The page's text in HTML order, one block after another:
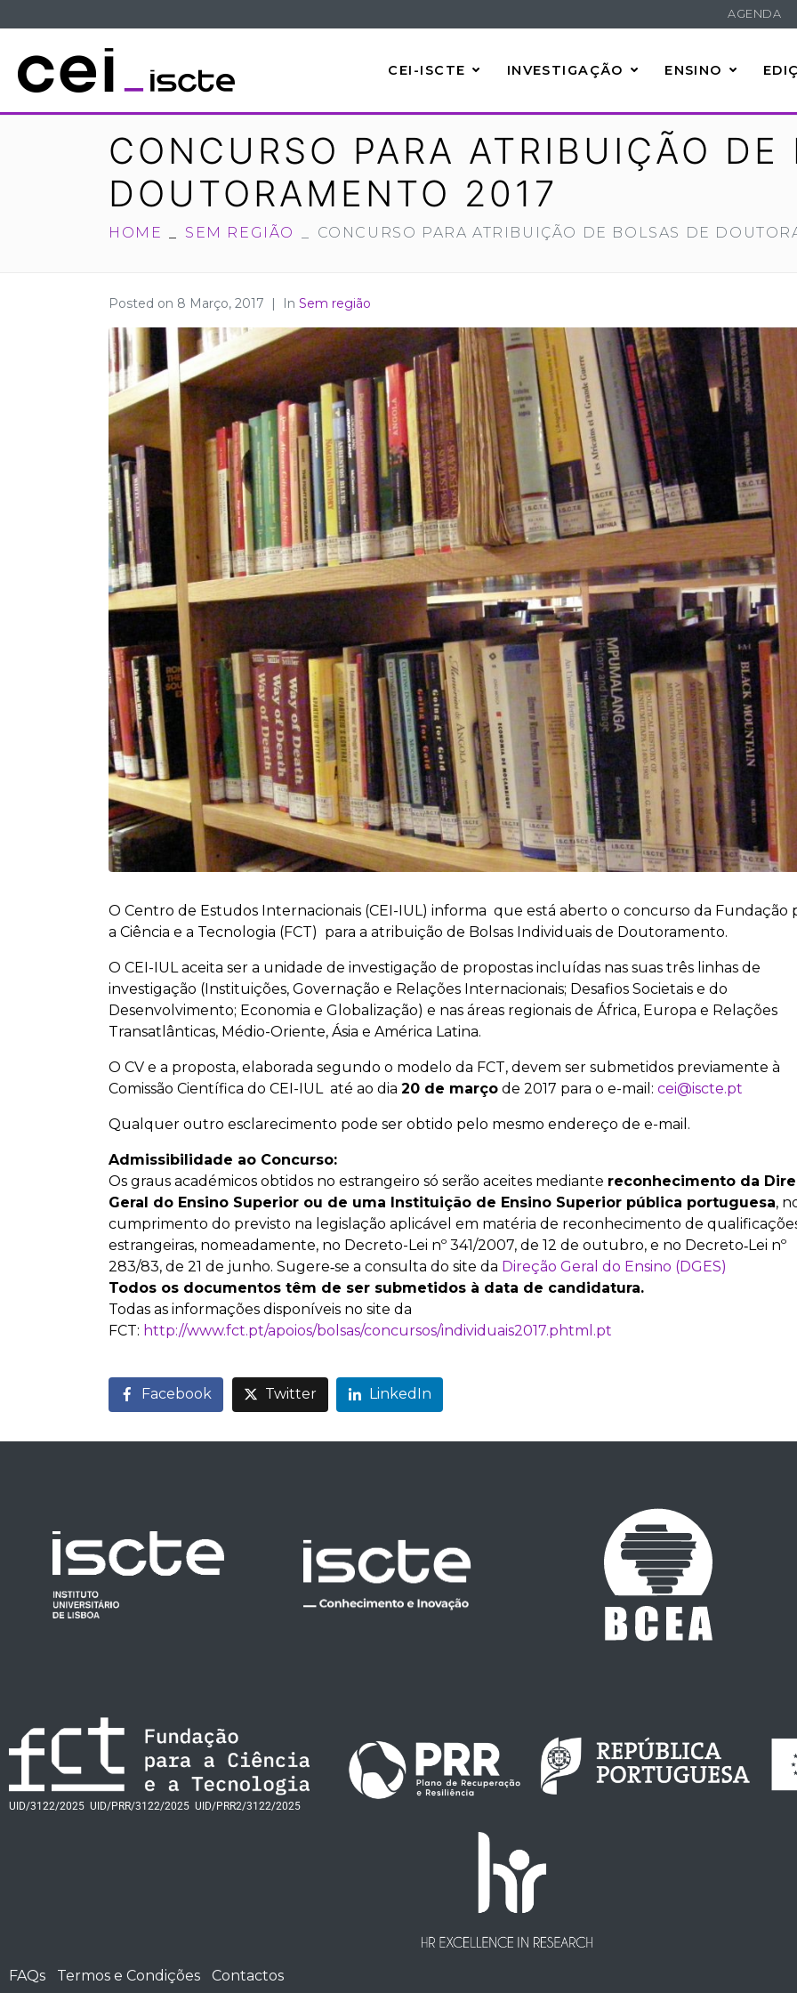
AGENDA
CEI-ISCTE INVESTIGAÇÃO ENSINO
CONCURSO PARA ATRIBUIÇÃO DE
DOUTORAMENTO 2017
HOME SEM REGIÃO CONCURSO PARA ATRIBUIÇÃO DE BOLSAS DE
Posted on 8 Março, 2017 In Sem região
O Centro de Estudos Internacionais (CEI-IUL) informa que está aberto o concurso da Fundação
a Ciência e a Tecnologia (FCT) para a atribuição de Bolsas Individuais de Doutoramento.
O CEI-IUL aceita ser a unidade de investigação de propostas incluídas nas suas três linhas de
investigação (Instituições, Governação e Relações Internacionais; Desafios Societais e do
Desenvolvimento; Economia e Globalização) e nas áreas regionais de África, Europa e Relações
Transatlânticas, Médio-Oriente, Ásia e América Latina.
O CV e a proposta, elaborada segundo o modelo da FCT, devem ser submetidos previamente à
Comissão Científica do CEI-IUL até ao dia 20 de março de 2017 para o e-mail: cei@iscte.pt
Qualquer outro esclarecimento pode ser obtido pelo mesmo endereço de e-mail.
Admissibilidade ao Concurso:
Os graus académicos obtidos no estrangeiro só serão aceites mediante reconhecimento da
Geral do Ensino Superior ou de uma Instituição de Ensino Superior pública portuguesa,
cumprimento do previsto na legislação aplicável em matéria de reconhecimento de
estrangeiras, nomeadamente, no Decreto-Lei nº 341/2007, de 12 de outubro, e no Decreto‐Lei nº
283/83, de 21 de junho. Sugere‐se a consulta do site da Direção Geral do Ensino (DGES)
Todos os documentos têm de ser submetidos à data de candidatura.
Todas as informações disponíveis no site da
FCT: http://www.fct.pt/apoios/bolsas/concursos/individuais2017.phtml.pt
Facebook Twitter LinkedIn
UID/3122/2025 UID/PRR/3122/2025 UID/PRR2/3122/2025
FAQs Termos e Condições Contactos